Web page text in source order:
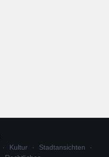
Kultur
Stadtansichten